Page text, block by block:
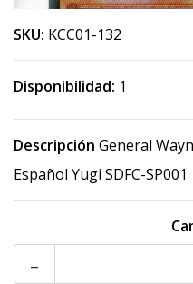
SKU: KCC01-132
Disponibilidad: 1
Descripción General
Español Yugi SDFC-SP001
-